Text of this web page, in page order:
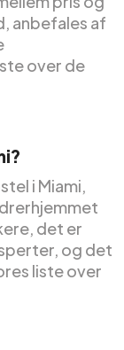
anbefales af
over de
i Miami,
det er
og det
liste over